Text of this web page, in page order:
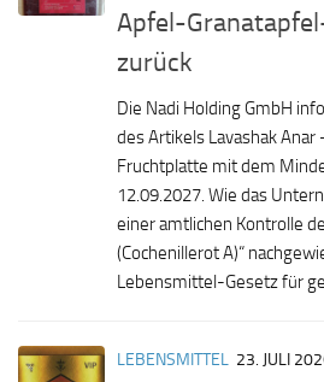
Apfel-
zurück
Die Nadi Holding GmbH
des Artikels Lavashak
Fruchtplatte mit dem
12.09.2027. Wie das
einer amtlichen Kontrolle
(Cochenillerot A)“
Lebensmittel-Gesetz für
LEBENSMITTEL 23. JULI